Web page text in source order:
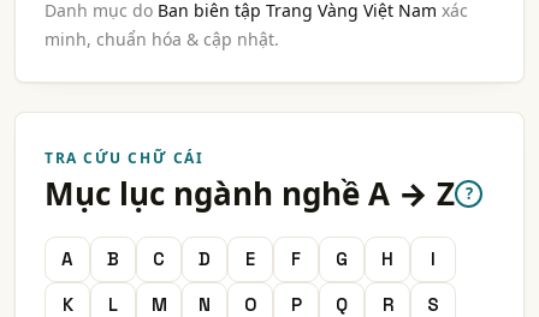
Danh mục do Ban biên tập Trang Vàng Việt Nam xác
minh, chuẩn hóa & cập nhật.
TRA CỨU CHỮ CÁI
Mục lục ngành nghề A → Z ?
A B C D E F G H
I
K
L M N O P Q R
S